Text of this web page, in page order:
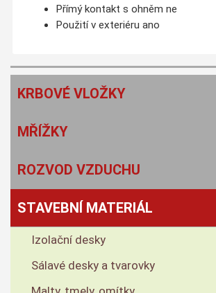
Přímý kontakt s ohněm ne
Použití v exteriéru ano
KRBOVÉ VLOŽKY
MŘÍŽKY
ROZVOD VZDUCHU
STAVEBNÍ MATERIÁL
Izolační desky
Sálavé desky a tvarovky